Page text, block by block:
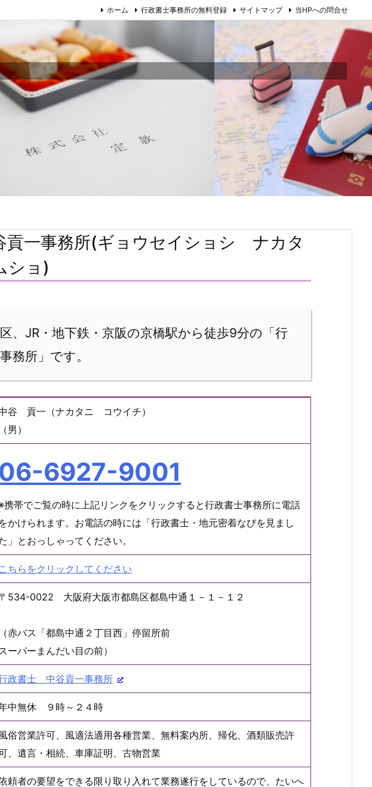
ホーム 行政書士事務所の無料登録 サイトマップ 当HPへの問合せ
一事務所(ギョウセイショシ ナカタ
ショ)
、JR・地下鉄・京阪の京橋駅から徒歩9分の「行
務所」です。
谷 貢一（ナカタニ コウイチ）
（男）
06-6927-9001
携帯でご覧の時に上記リンクをクリックすると行政書士事務所に電話
をかけられます。お電話の時には「行政書士・地元密着なびを見まし
」とおっしゃってください。
こちらをクリックしてください
534-0022 大阪府大阪市都島区都島中通１－１－１２
（赤バス「都島中通２丁目西」停留所前
スーパーまんだい目の前）
政書士 中谷貢一事務所
中無休 ９時～２４時
風俗営業許可、風適法適用各種営業、無料案内所、帰化、酒類販売許
、遺言・相続、車庫証明、古物営業
頼者の要望をできる限り取り入れて業務遂行をしているので、たいへ